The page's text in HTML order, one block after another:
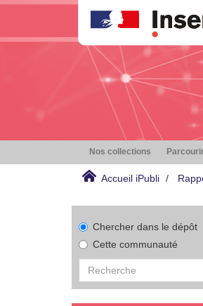
Nos collections
Accueil iPubli
Chercher dans le dépôt
Cette communauté